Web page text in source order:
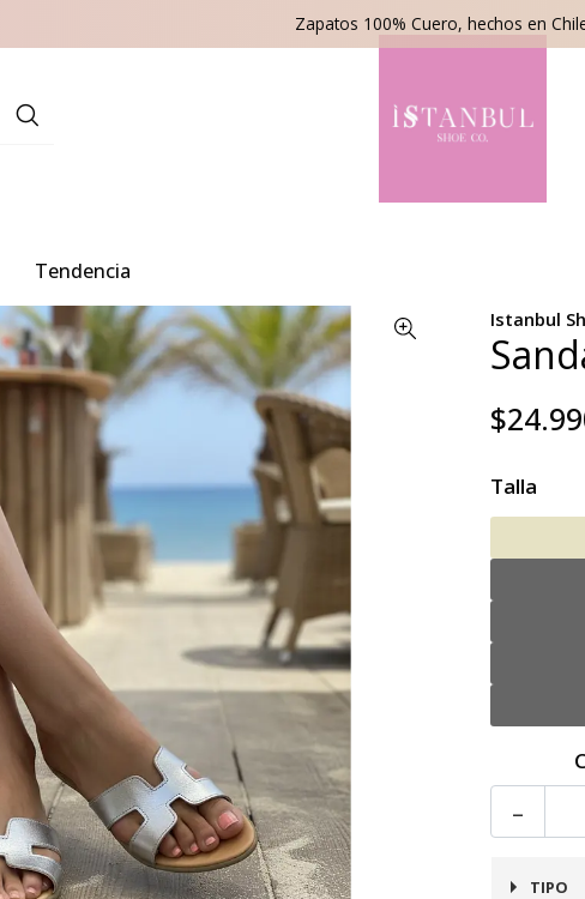
Zapatos 100% Cuero, hechos en
Tendencia
Istanbul
Talla
-
TIPO